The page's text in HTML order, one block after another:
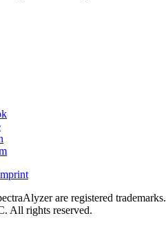
are registered trademarks.
All rights reserved.